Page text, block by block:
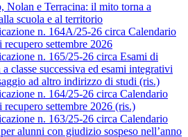
Nolan e Terracina: il mito torna a
scuola e al territorio
n. 164A/25-26 circa Calendario
recupero settembre 2026
n. 165/25-26 circa Esami di
classe successiva ed esami integrativi
ad altro indirizzo di studi (ris.)
n. 164/25-26 circa Calendario
recupero settembre 2026 (ris.)
n. 163/25-26 circa Calendario
alunni con giudizio sospeso nell’anno